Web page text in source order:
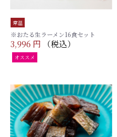
常温
※おたる生ラーメン16食セット
3,996 円 （税込）
オススメ